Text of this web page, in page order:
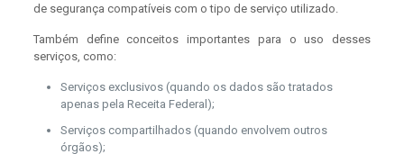
de segurança compatíveis com o tipo de serviço utilizado.
Também define conceitos importantes para o uso desses
serviços, como:
Serviços exclusivos (quando os dados são tratados
apenas pela Receita Federal);
Serviços compartilhados (quando envolvem outros
órgãos);